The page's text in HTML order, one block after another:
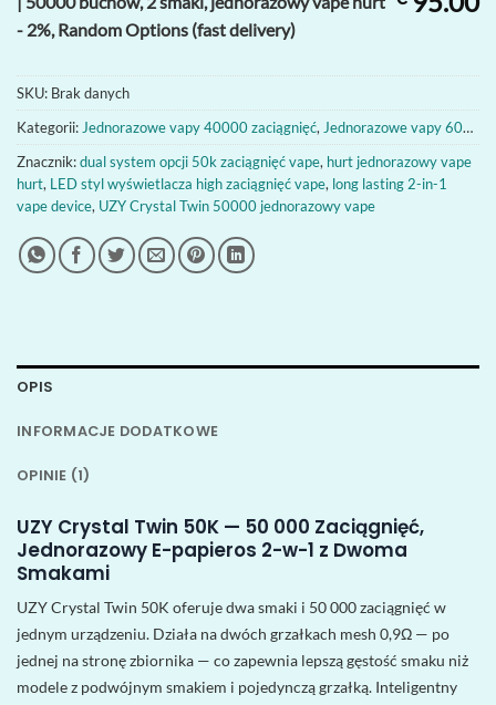
- 2%, Random Options (fast delivery)
SKU: Brak danych
Kategorii: Jednorazowe vapy 40000 zaciągnięć, Jednorazowe vapy 60000 zaciągnięć
Znacznik:dual system opcji 50k zaciągnięć vape, hurt jednorazowy vape
hurt, LED styl wyświetlacza high zaciągnięć vape, long lasting 2-in-1
vape device, UZY Crystal Twin 50000 jednorazowy vape
OPIS
INFORMACJE DODATKOWE
OPINIE (1)
UZY Crystal Twin 50K — 50 000 Zaciągnięć,
Jednorazowy E-papieros 2-w-1 z Dwoma
Smakami
UZY Crystal Twin 50K oferuje dwa smaki i 50 000 zaciągnięć w
jednym urządzeniu. Działa na dwóch grzałkach mesh 0,9Ω — po
jednej na stronę zbiornika — co zapewnia lepszą gęstość smaku niż
modele z podwójnym smakiem i pojedynczą grzałką. Inteligentny